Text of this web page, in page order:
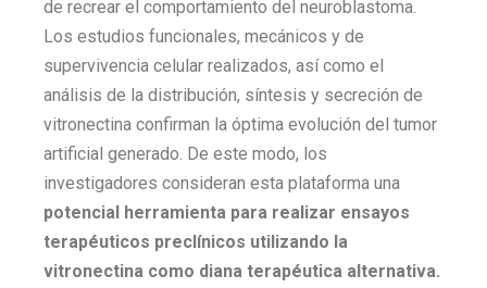
de recrear el comportamiento del neuroblastoma.
Los estudios funcionales, mecánicos y de
supervivencia celular realizados, así como el
análisis de la distribución, síntesis y secreción de
vitronectina confirman la óptima evolución del tumor
artificial generado. De este modo, los
investigadores consideran esta plataforma una
potencial herramienta para realizar ensayos
terapéuticos preclínicos utilizando la
vitronectina como diana terapéutica alternativa.